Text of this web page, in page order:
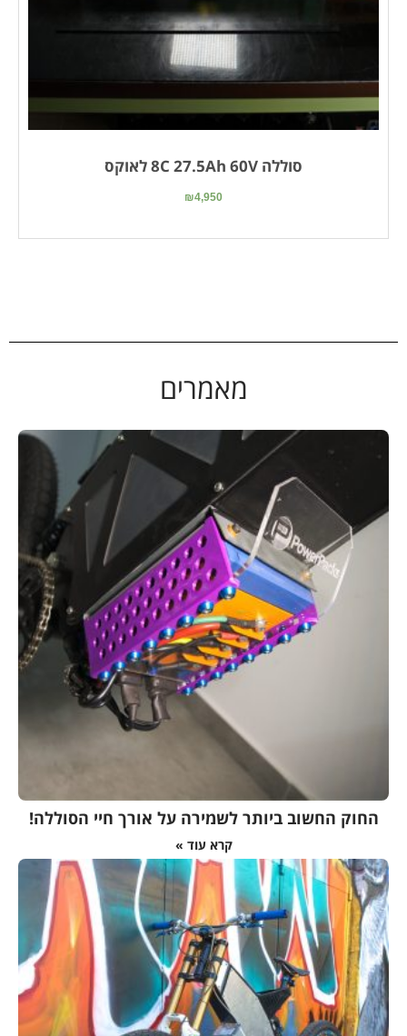
סוללה 8C 27.5Ah 60V לאוקס
₪4,950
מאמרים
החוק החשוב ביותר לשמירה על אורך חיי הסוללה!
קרא עוד »